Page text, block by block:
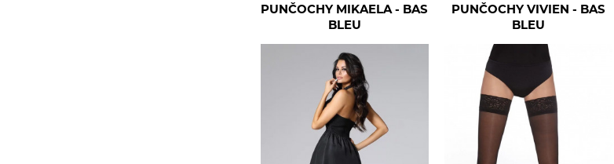
PUNČOCHY MIKAELA - BAS
BLEU
PUNČOCHY VIVIEN - BAS
BLEU